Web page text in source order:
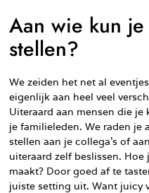
Aan wie kun
stellen?
We zeiden het net al
eigenlijk aan heel veel
Uiteraard aan mensen die
je familieleden. We raden je
stellen aan je collega’s of
uiteraard zelf beslissen.
maakt? Door goed af te
juiste setting uit. Want juicy